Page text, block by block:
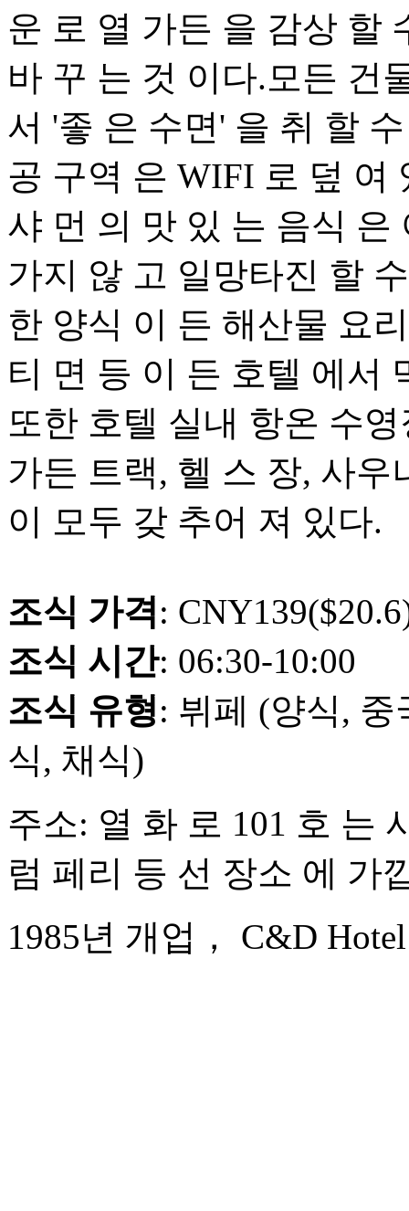
운 로 열 가든 을 감상 할
바 꾸 는 것 이다.모든 건
서 '좋 은 수면' 을 취 할
공 구역 은 WIFI 로 덮 여
샤 먼 의 맛 있 는 음식
가지 않 고 일망타진 할
한 양식 이 든 해산물 요
티 면 등 이 든 호텔 에서
또한 호텔 실내 항온 수
가든 트랙, 헬 스 장, 사
이 모두 갖 추어 져 있다.
조식 가격:
조식 시간: 06:30-10:00
조식 유형: 뷔페 (양식,
식, 채식)
주소: 열 화 로 101 호 는
럼 페리 등 선 장소 에 가
1985년 개업， C&D